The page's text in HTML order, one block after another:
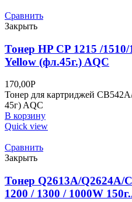
Сравнить
Закрыть
Тонер HP CP 1215 /
Yellow (фл.45г.) AQC
170,00Р
Тонер для картриджей
45г) AQC
В корзину
Quick view
Сравнить
Закрыть
Тонер Q2613A/Q2624A/
1200 / 1300 / 1000W